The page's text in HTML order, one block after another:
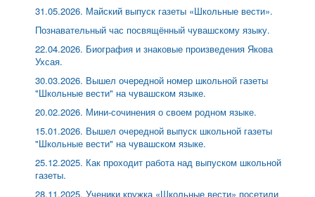
31.05.2026. Майский выпуск газеты «Школьные вести».
Познавательный час посвящённый чувашскому языку.
22.04.2026. Биография и знаковые произведения Якова
Ухсая.
30.03.2026. Вышел очередной номер школьной газеты
"Школьные вести" на чувашском языке.
20.02.2026. Мини-сочинения о своем родном языке.
15.01.2026. Вышел очередной выпуск школьной газеты
"Школьные вести" на чувашском языке.
25.12.2025. Как проходит работа над выпуском школьной
газеты.
28.11.2025. Ученики кружка «Школьные вести» посетили